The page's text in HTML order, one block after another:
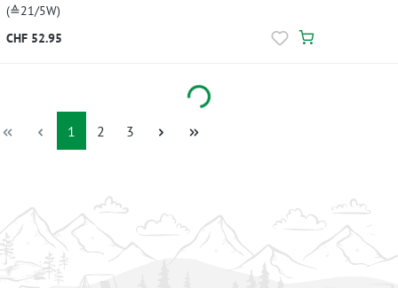
(≙21/5W)
CHF 52.95
Loading...
Seite
1 Seite
2 Seite
3